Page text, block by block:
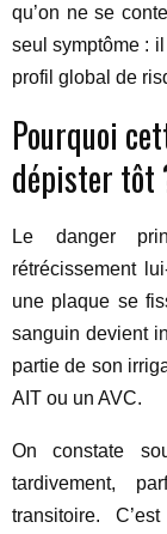
qu’on ne se
seul symptôme :
profil global de
Pourquoi
dépister tôt
Le danger
rétrécissement
une plaque se
sanguin devient
partie de son
AIT ou un AVC.
On constate
tardivement,
transitoire.